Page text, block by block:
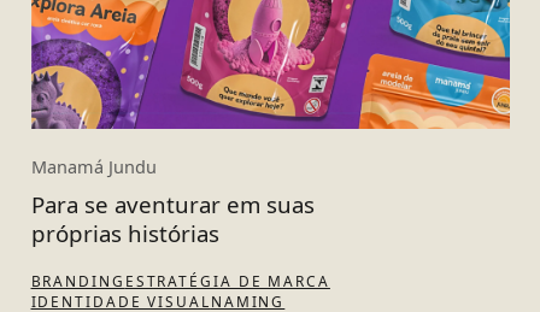
Manamá Jundu
Para se aventurar em suas
próprias histórias
BRANDING ESTRATÉGIA DE MARCA
IDENTIDADE VISUAL NAMING